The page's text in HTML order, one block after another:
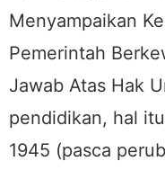
Menyampaikan
Pemerintah
Jawab Atas Hak
pendidikan, hal
1945 (pasca